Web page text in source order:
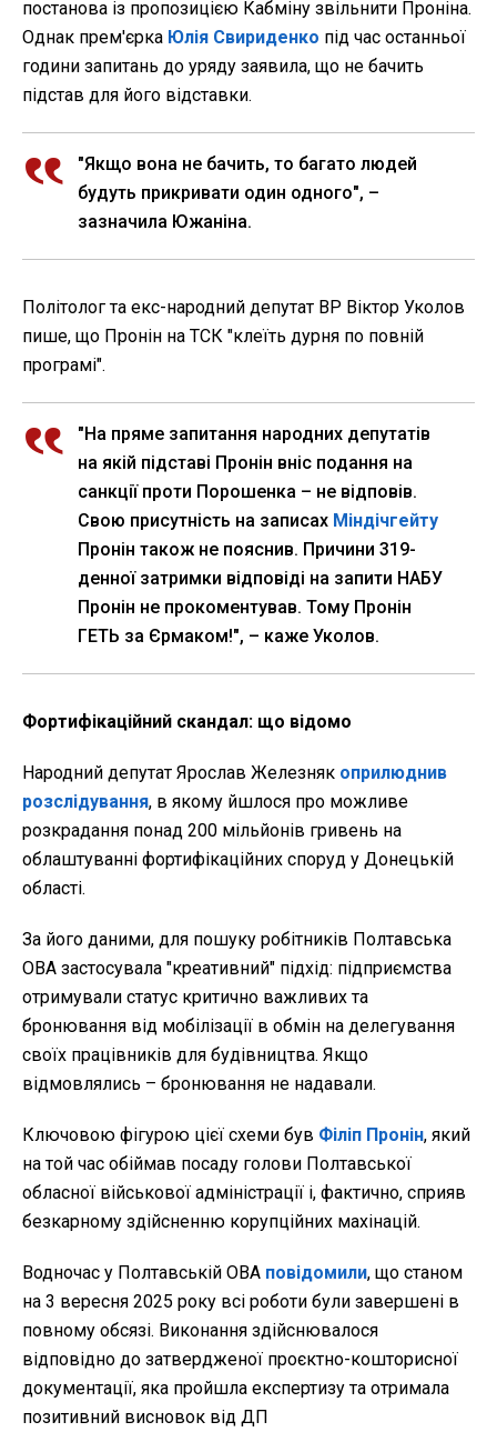
постанова із пропозицією Кабміну звільнити Проніна.
Однак прем'єрка Юлія Свириденко під час останньої
години запитань до уряду заявила, що не бачить
підстав для його відставки.
"Якщо вона не бачить, то багато людей
будуть прикривати один одного", –
зазначила Южаніна.
Політолог та екс-народний депутат ВР Віктор Уколов
пише, що Пронін на ТСК "клеїть дурня по повній
програмі".
"На пряме запитання народних депутатів
на якій підставі Пронін вніс подання на
санкції проти Порошенка – не відповів.
Свою присутність на записах Міндічгейту
Пронін також не пояснив. Причини 319-
денної затримки відповіді на запити НАБУ
Пронін не прокоментував. Тому Пронін
ГЕТЬ за Єрмаком!", – каже Уколов.
Фортифікаційний скандал: що відомо
Народний депутат Ярослав Железняк оприлюднив
розслідування, в якому йшлося про можливе
розкрадання понад 200 мільйонів гривень на
облаштуванні фортифікаційних споруд у Донецькій
області.
За його даними, для пошуку робітників Полтавська
ОВА застосувала "креативний" підхід: підприємства
отримували статус критично важливих та
бронювання від мобілізації в обмін на делегування
своїх працівників для будівництва. Якщо
відмовлялись – бронювання не надавали.
Ключовою фігурою цієї схеми був Філіп Пронін, який
на той час обіймав посаду голови Полтавської
обласної військової адміністрації і, фактично, сприяв
безкарному здійсненню корупційних махінацій.
Водночас у Полтавській ОВА повідомили, що станом
на 3 вересня 2025 року всі роботи були завершені в
повному обсязі. Виконання здійснювалося
відповідно до затвердженої проєктно-кошторисної
документації, яка пройшла експертизу та отримала
позитивний висновок від ДП